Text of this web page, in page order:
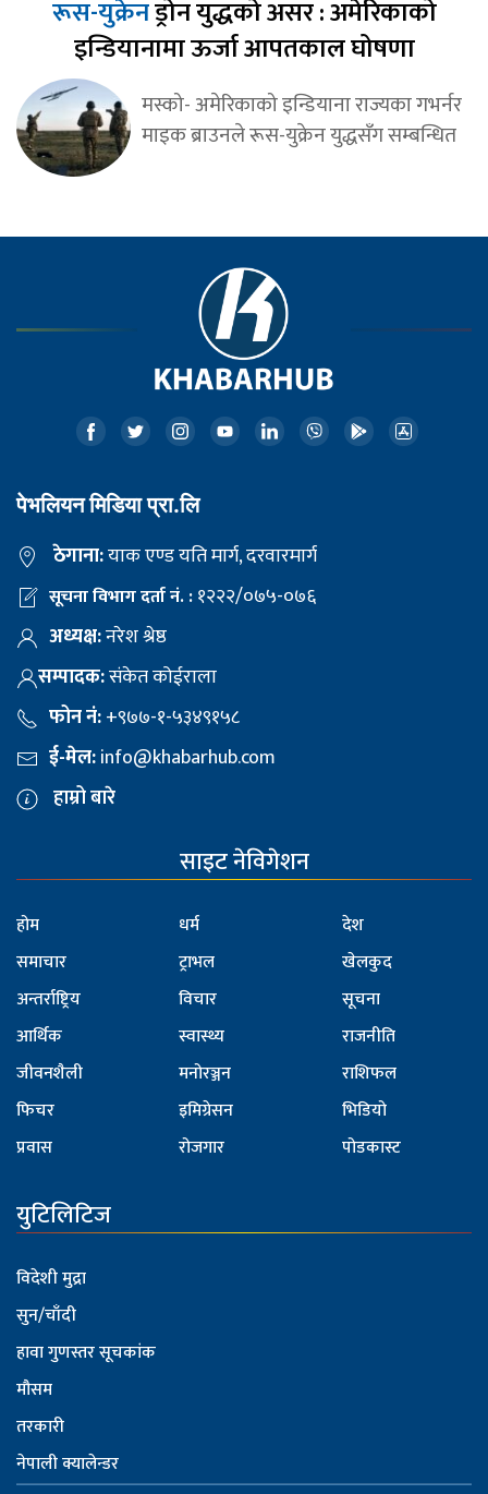
रूस-युक्रेनड्रोन युद्धको असर : अमेरिकाको
इन्डियानामा ऊर्जा आपतकाल घोषणा
मस्को- अमेरिकाको इन्डियाना राज्यका गभर्नर
माइक ब्राउनले रूस-युक्रेन युद्धसँग सम्बन्धित
पेभलियन मिडिया प्रा.लि
ठेगाना:याक एण्ड यति मार्ग, दरवारमार्ग
सूचना विभाग दर्ता नं. :१२२२/०७५-०७६
अध्यक्ष:नरेश श्रेष्ठ
सम्पादक:संकेत कोईराला
फोन नं:+९७७-१-५३४९१५८
ई-मेल:info@khabarhub.com
हाम्रो बारे
साइट नेविगेशन
होम
समाचार
अन्तर्राष्ट्रिय
आर्थिक
जीवनशैली
फिचर
प्रवास
धर्म
ट्राभल
विचार
स्वास्थ्य
मनोरञ्जन
इमिग्रेसन
रोजगार
देश
खेलकुद
सूचना
राजनीति
राशिफल
भिडियो
पोडकास्ट
युटिलिटिज
विदेशी मुद्रा
सुन/चाँदी
हावा गुणस्तर सूचकांक
मौसम
तरकारी
नेपाली क्यालेन्डर